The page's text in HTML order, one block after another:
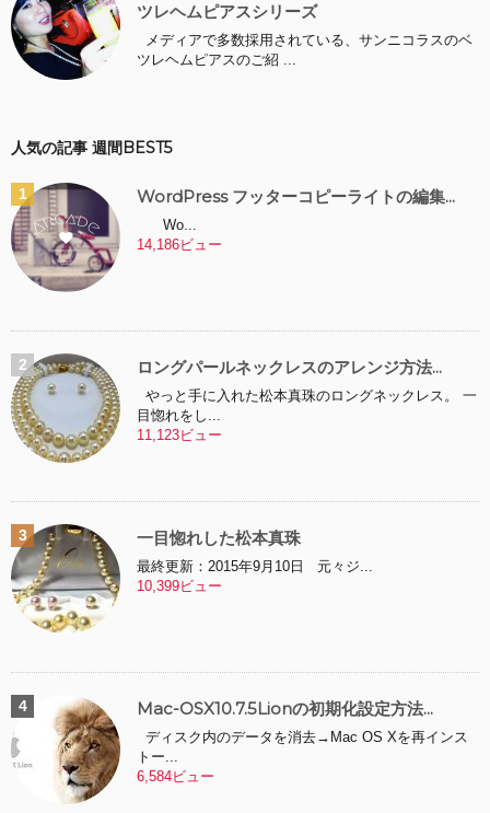
ツレヘムピアスシリーズ
メディアで多数採用されている、サンニコラスのベ
ツレヘムピアスのご紹 ...
人気の記事 週間BEST5
WordPress フッターコピーライトの編集...
Wo...
14,186ビュー
ロングパールネックレスのアレンジ方法...
やっと手に入れた松本真珠のロングネックレス。 一
目惚れをし...
11,123ビュー
一目惚れした松本真珠
最終更新：2015年9月10日 元々ジ...
10,399ビュー
Mac-OSX10.7.5Lionの初期化設定方法...
ディスク内のデータを消去→Mac OS Xを再インス
トー...
6,584ビュー